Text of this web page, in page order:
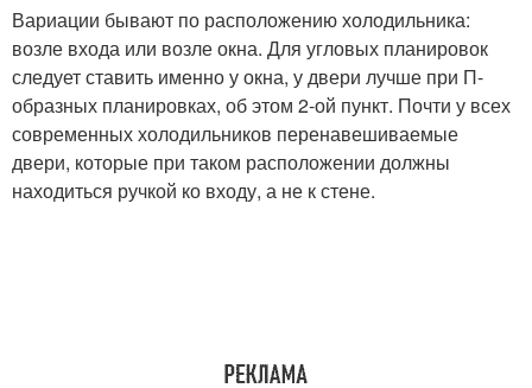
Вариации бывают по расположению холодильника:
возле входа или возле окна. Для угловых планировок
следует ставить именно у окна, у двери лучше при П-
образных планировках, об этом 2-ой пункт. Почти у всех
современных холодильников перенавешиваемые
двери, которые при таком расположении должны
находиться ручкой ко входу, а не к стене.